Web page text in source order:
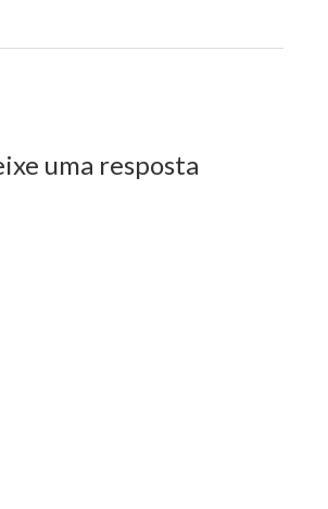
uma resposta